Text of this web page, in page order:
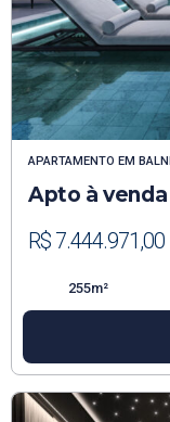
APARTAMENTO EM
Apto à
R$ 7.444.971,00
255m²